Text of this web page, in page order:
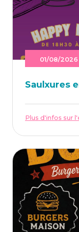
01/08/2026
Saulxures
Plus d'infos sur